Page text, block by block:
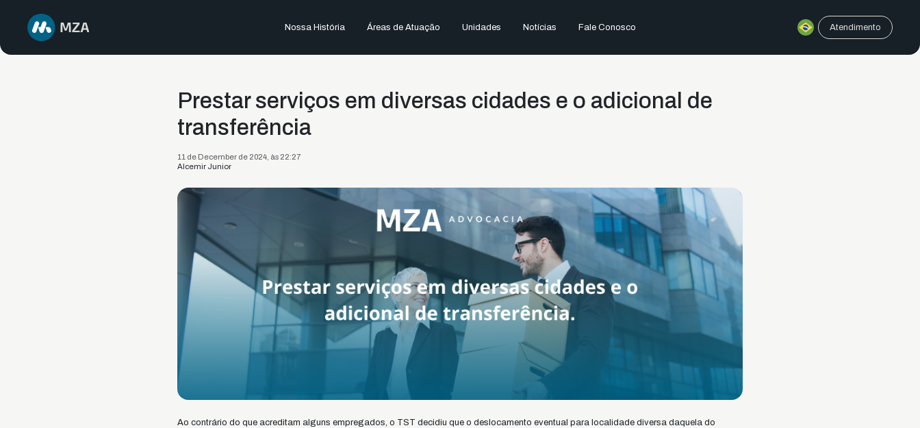
Nossa História Áreas de Atuação Unidades Notícias Fale Conosco Atendimento
Prestar serviços em diversas cidades e o adicional de
transferência
11 de December de 2024, às 22:27
Alcemir Junior
Ao contrário do que acreditam alguns empregados, o TST decidiu que o deslocamento eventual para localidade diversa daquela do